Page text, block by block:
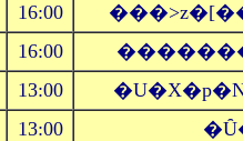
16:00
16:00
13:00
13:00